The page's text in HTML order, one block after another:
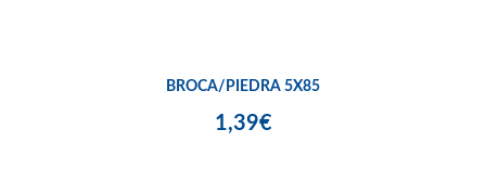
BROCA/PIEDRA 5X85
1,39€